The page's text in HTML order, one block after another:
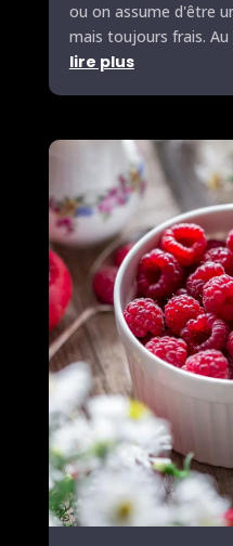
ou on assume d'être
mais toujours frais. Au
lire plus